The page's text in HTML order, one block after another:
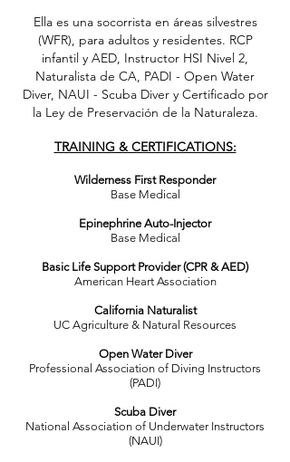
Ella es una socorrista en áreas silvestres
(WFR), para adultos y residentes. RCP
infantil y AED, Instructor HSI Nivel 2,
Naturalista de CA, PADI - Open Water
Diver, NAUI - Scuba Diver y Certificado por
la Ley de Preservación de la Naturaleza.
TRAINING & CERTIFICATIONS:
Wilderness First Responder
Base Medical
Epinephrine Auto-Injector
Base Medical
Basic Life Support Provider (CPR & AED)
American Heart Association
California Naturalist
UC Agriculture & Natural Resources
Open Water Diver
Professional Association of Diving Instructors
(PADI)
Scuba Diver
National Association of Underwater Instructors
(NAUI)